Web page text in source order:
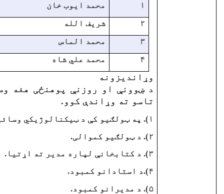
۱
محمد ايوب خان
۲
شريف الله
۳
محمد الماس
۴
محمد علي شاه
وړانديزونه
د ښوونې او روزنې پوهنځی هغه
تاسو ته وړاندې کوو.
۱). په ټولګيو کې د ټيکنالوژيکي وسائيلو کموالی.
۲). د ټولګيو کموالی.
۳). د کتابخانې لپاره مدير ته اړتيا.
۴).د استادانو کمبود.
۵). د مديرانو کمبود.